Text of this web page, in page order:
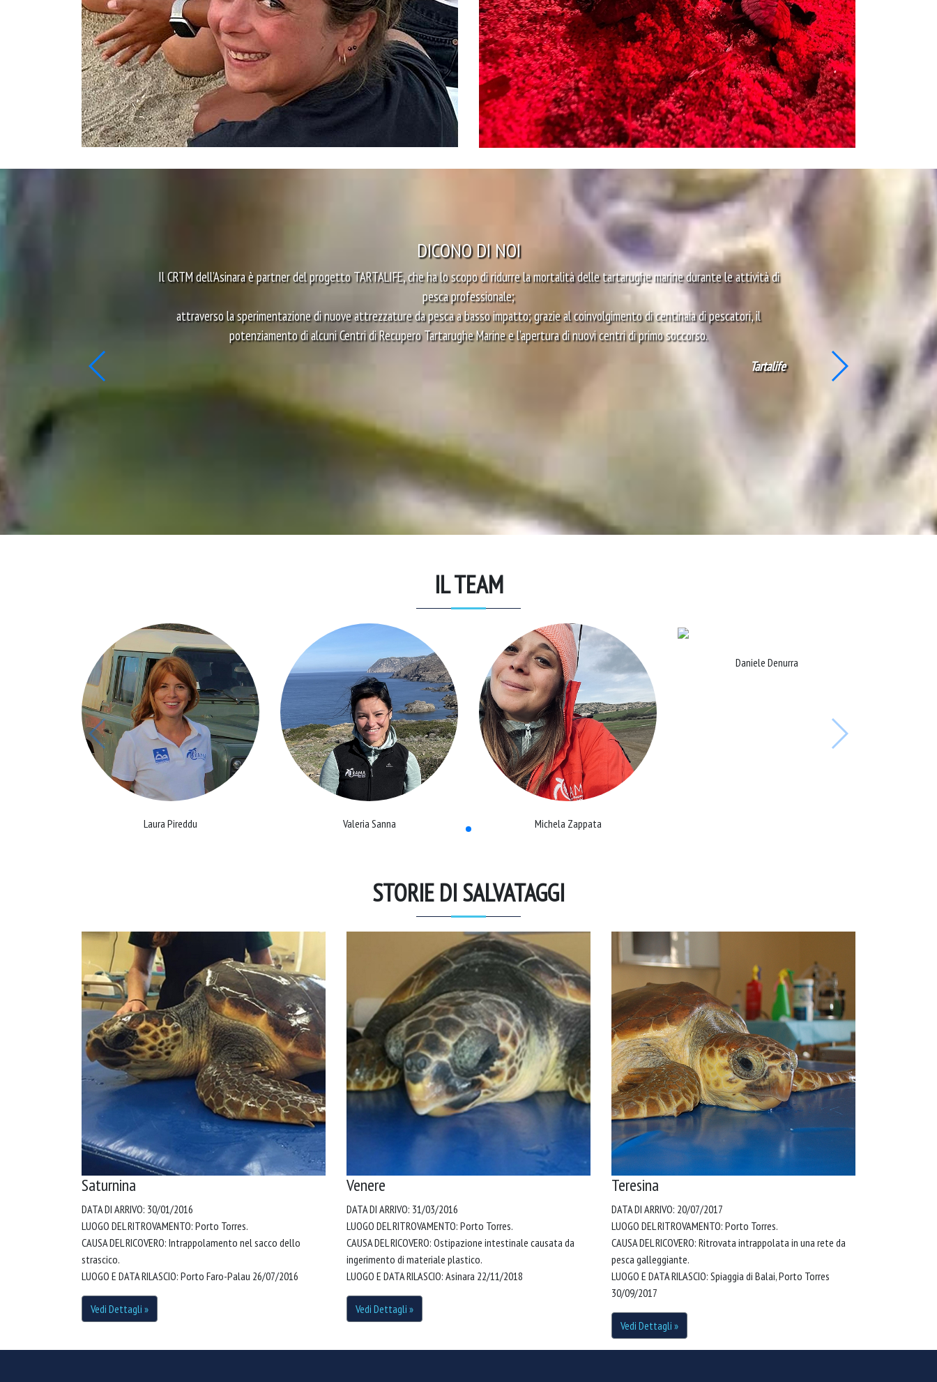
DICONO DI NOI
Il CRTM dell’Asinara è partner del progetto TARTALIFE, che ha lo scopo di ridurre la mortalità delle tartarughe marine durante le attività di
pesca professionale;
attraverso la sperimentazione di nuove attrezzature da pesca a basso impatto; grazie al coinvolgimento di centinaia di pescatori, il
potenziamento di alcuni Centri di Recupero Tartarughe Marine e l’apertura di nuovi centri di primo soccorso.
Tartalife
IL TEAM
Laura Pireddu Valeria Sanna Michela Zappata
Daniele Denurra
STORIE DI SALVATAGGI
Saturnina
DATA DI ARRIVO: 30/01/2016
LUOGO DEL RITROVAMENTO: Porto Torres.
CAUSA DEL RICOVERO: Intrappolamento nel sacco dello
strascico.
LUOGO E DATA RILASCIO: Porto Faro-Palau 26/07/2016
Vedi Dettagli »
Venere
DATA DI ARRIVO: 31/03/2016
LUOGO DEL RITROVAMENTO: Porto Torres.
CAUSA DEL RICOVERO: Ostipazione intestinale causata da
ingerimento di materiale plastico.
LUOGO E DATA RILASCIO: Asinara 22/11/2018
Vedi Dettagli »
Teresina
DATA DI ARRIVO: 20/07/2017
LUOGO DEL RITROVAMENTO: Porto Torres.
CAUSA DEL RICOVERO: Ritrovata intrappolata in una rete da
pesca galleggiante.
LUOGO E DATA RILASCIO: Spiaggia di Balai, Porto Torres
30/09/2017
Vedi Dettagli »